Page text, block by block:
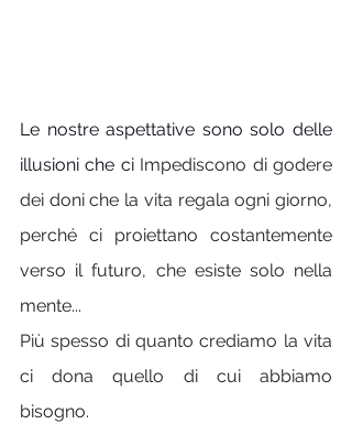
Le nostre aspettative sono solo delle
illusioni che ci Impediscono di godere
dei doni che la vita regala ogni giorno,
perché ci proiettano costantemente
verso il futuro, che esiste solo nella
mente...
Più spesso di quanto crediamo la vita
ci dona quello di cui abbiamo
bisogno.